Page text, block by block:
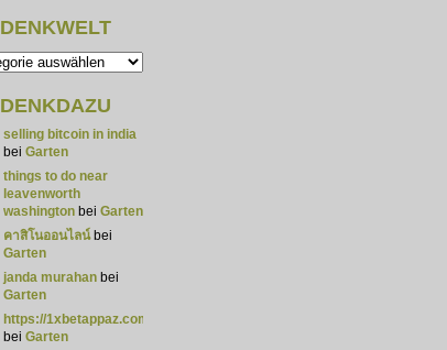
DENKWELT
DENKDAZU
selling bitcoin in india
bei Garten
things to do near
leavenworth
washington bei Garten
คาสิโนออนไลน์bei
Garten
janda murahan bei
Garten
https://1xbetappaz.com/
bei Garten